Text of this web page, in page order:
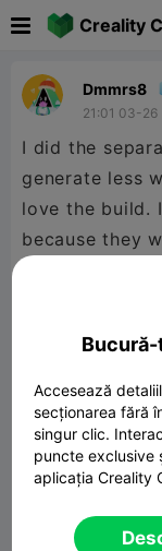
Creality
Dmmrs8
21:01 03-26
I did the
generate less
love the build.
because they
went up to
Accesează
secționarea fără
singur clic.
puncte exclusive
aplicația Creality